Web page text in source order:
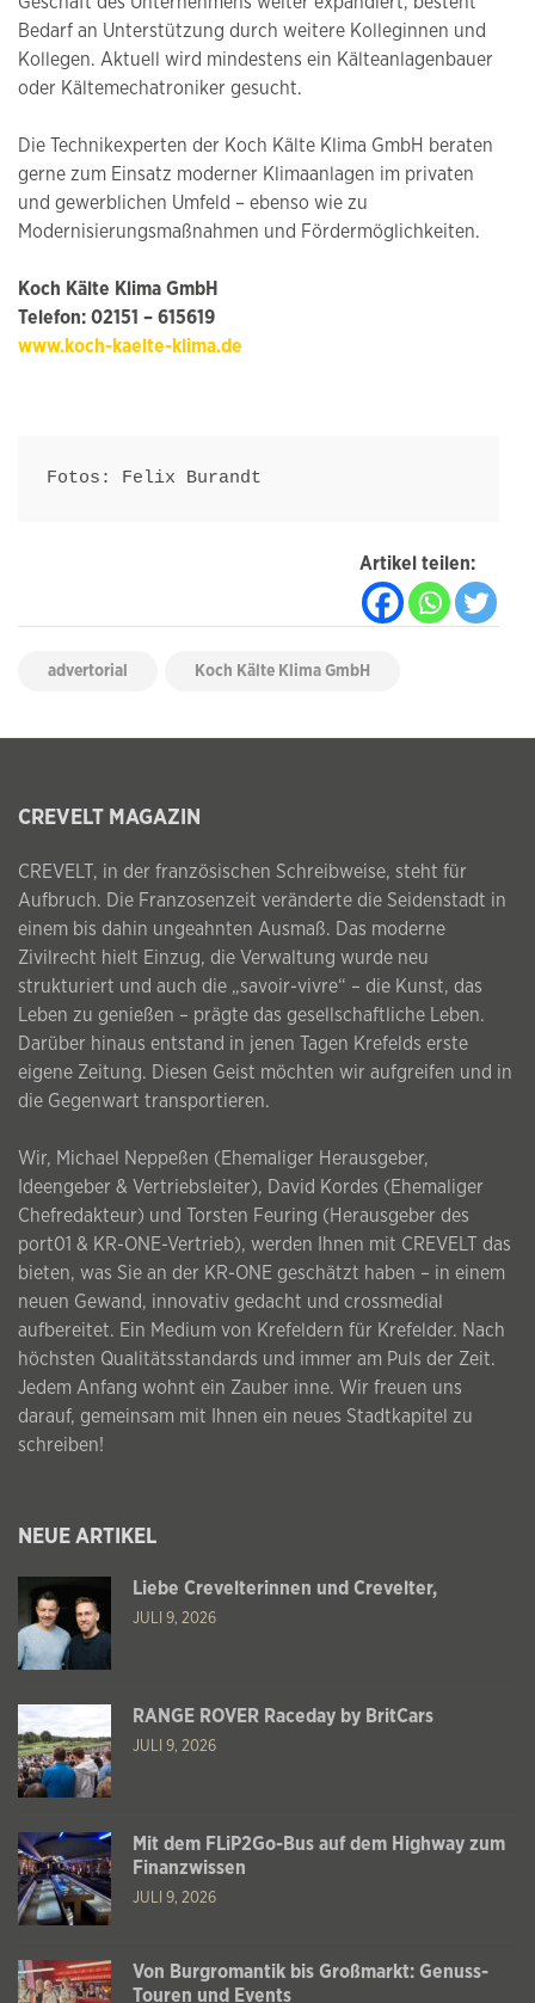
Bedarf an Unterstützung durch weitere Kolleginnen und
Kollegen. Aktuell wird mindestens ein Kälteanlagenbauer
oder Kältemechatroniker gesucht.
Die Technikexperten der Koch Kälte Klima GmbH beraten
gerne zum Einsatz moderner Klimaanlagen im privaten
und gewerblichen Umfeld – ebenso wie zu
Modernisierungsmaßnahmen und Fördermöglichkeiten.
Koch Kälte Klima GmbH
Telefon: 02151 – 615619
www.koch-kaelte-klima.de
Fotos: Felix Burandt
Artikel teilen:
advertorial Koch Kälte Klima GmbH
CREVELT MAGAZIN
CREVELT, in der französischen Schreibweise, steht für
Aufbruch. Die Franzosenzeit veränderte die Seidenstadt in
einem bis dahin ungeahnten Ausmaß. Das moderne
Zivilrecht hielt Einzug, die Verwaltung wurde neu
strukturiert und auch die „savoir-vivre“ – die Kunst, das
Leben zu genießen – prägte das gesellschaftliche Leben.
Darüber hinaus entstand in jenen Tagen Krefelds erste
eigene Zeitung. Diesen Geist möchten wir aufgreifen und in
die Gegenwart transportieren.
Wir, Michael Neppeßen (Ehemaliger Herausgeber,
Ideengeber & Vertriebsleiter), David Kordes (Ehemaliger
Chefredakteur) und Torsten Feuring (Herausgeber des
port01 & KR-ONE-Vertrieb), werden Ihnen mit CREVELT das
bieten, was Sie an der KR-ONE geschätzt haben – in einem
neuen Gewand, innovativ gedacht und crossmedial
aufbereitet. Ein Medium von Krefeldern für Krefelder. Nach
höchsten Qualitätsstandards und immer am Puls der Zeit.
Jedem Anfang wohnt ein Zauber inne. Wir freuen uns
darauf, gemeinsam mit Ihnen ein neues Stadtkapitel zu
schreiben!
NEUE ARTIKEL
Liebe Crevelterinnen und Crevelter,
JULI 9, 2026
RANGE ROVER Raceday by BritCars
JULI 9, 2026
Mit dem FLiP2Go-Bus auf dem Highway zum
Finanzwissen
JULI 9, 2026
Von Burgromantik bis Großmarkt: Genuss-
Touren und Events